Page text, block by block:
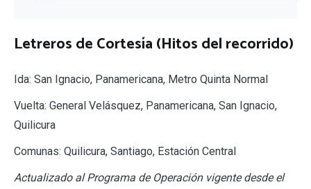
Letreros de Cortesía (Hitos del recorrido)
Ida: San Ignacio, Panamericana, Metro Quinta Normal
Vuelta: General Velásquez, Panamericana, San Ignacio,
Quilicura
Comunas: Quilicura, Santiago, Estación Central
Actualizado al Programa de Operación vigente desde el